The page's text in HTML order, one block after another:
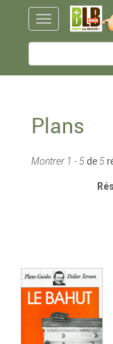
Plans
Montrer 1 - 5de 5